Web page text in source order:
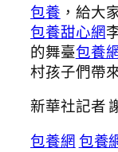
包養 ，給大
包養甜心網
的舞臺包養
村孩子們帶
新華社記者
包養網包養